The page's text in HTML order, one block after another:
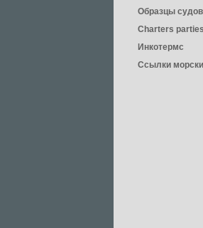
Образцы
Charters
Инкотермс
Ссылки